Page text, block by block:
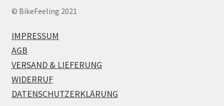
© BikeFeeling 2021
IMPRESSUM
AGB
VERSAND & LIEFERUNG
WIDERRUF
DATENSCHUTZERKLÄRUNG